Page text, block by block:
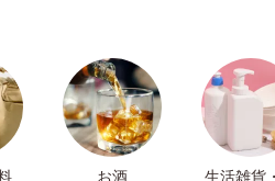
お酒
生活雑貨